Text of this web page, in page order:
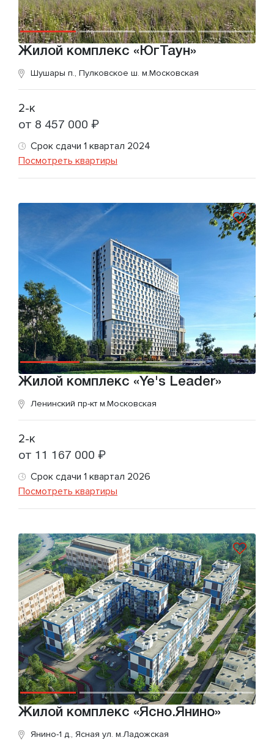
Жилой комплекс «ЮгТаун»
Шушары п., Пулковское ш. м.Московская
2-к
от 8 457 000 ₽
Срок сдачи 1 квартал 2024
Посмотреть квартиры
Жилой комплекс «Ye's Leader»
Ленинский пр-кт м.Московская
2-к
от 11 167 000 ₽
Срок сдачи 1 квартал 2026
Посмотреть квартиры
Жилой комплекс «Ясно.Янино»
Янино-1 д., Ясная ул. м.Ладожская